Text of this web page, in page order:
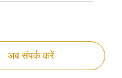
अब संपर्क करें